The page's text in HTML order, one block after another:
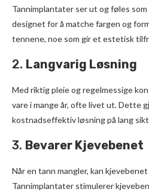
Tannimplantater ser ut og føles
designet for å matche fargen og
tennene, noe som gir et estetisk
2. Langvarig Løsning
Med riktig pleie og regelmessige
vare i mange år, ofte livet ut. Dette
kostnadseffektiv løsning på lang
3. Bevarer Kjevebenet
Når en tann mangler, kan
Tannimplantater stimulerer